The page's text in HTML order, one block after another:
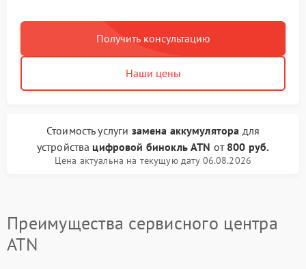
Получить консультацию
Наши цены
Стоимость услуги замена аккумулятора для
устройства цифровой бинокль ATN от 800 руб.
Цена актуальна на текущую дату 06.08.2026
Преимущества сервисного центра
ATN